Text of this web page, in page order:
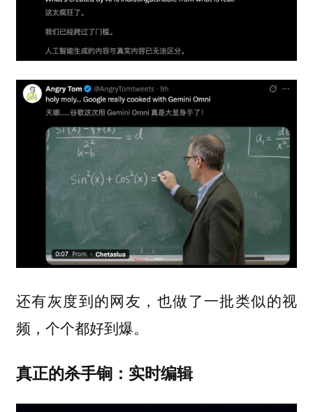
还有灰度到的网友，也做了一批类似的视
频，个个都好到爆。
真正的杀手锏：实时编辑